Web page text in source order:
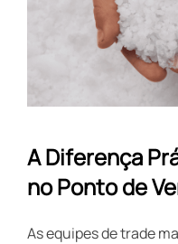
A Diferença
no Ponto de
As equipes de trade